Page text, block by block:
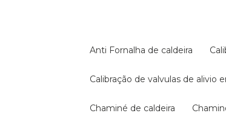
Anti Fornalha de caldeira
Calibração de valvulas de alivio
Chaminé de caldeira